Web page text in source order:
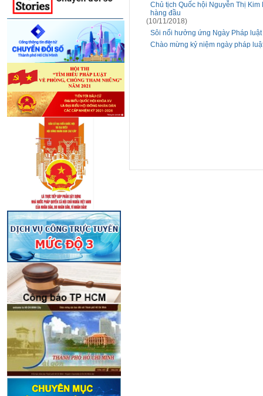
Chủ tịch Quốc hội Nguyễn Thị
hàng đầu
(10/11/2018)
Sôi nổi hưởng ứng Ngày Pháp
Chào mừng kỷ niệm ngày pháp